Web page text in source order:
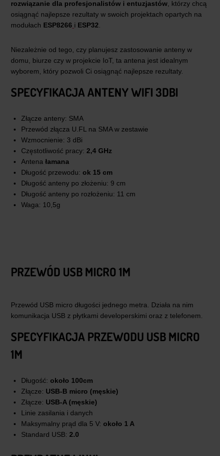
rozwiązanie dla profesjonalistów i entuzjastów , którzy chcą
osiągnąć najlepsze rezultaty w swoich projektach opartych na
modułach ESP8266 i ESP32
Niezależnie od tego, czy planujesz zastosowanie anteny w
domu, biurze czy w projekcie IoT, ta antena jest idealnym
wyborem, który pozwoli Ci osiągnąć najlepsze rezultaty.
SPECYFIKACJAANTENY WIFI 3DBI
Złącze anteny: SMA
Przewód złącza U.FL na SMA w zestawie
Wzmocnienie: 3 dBi
Częstotliwość pracy: 2,4 GHz
Antena łamana
Długość przewodu: ok 15 cm
Długość anteny po złożeniu: 9 cm
Długość anteny po rozłożeniu: 11 cm
Waga: 10,5g
PRZEWÓD USB MICRO 1M
Przewód USB micro długości jednego metra. Działa na nim
komunikacja USB z płytkami developerskimi oraz z telefonem.
SPECYFIKACJA PRZEWODU USB MICRO
1M
Długość: około 100cm
Złącze: USB-B micro (męskie)
Złącze: USB-A (męskie)
Linie zasilania i danych
Maksymalny prąd dla 5 V: około 1 A
Standard USB: 2.0